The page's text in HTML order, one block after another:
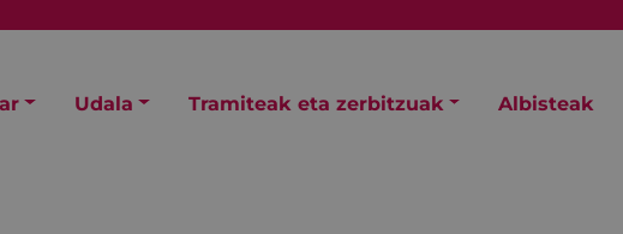
Udala Tramiteak eta zerbitzuak Albisteak